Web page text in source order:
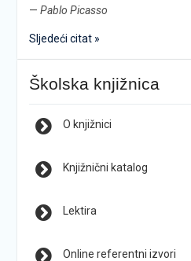
— Pablo Picasso
Sljedeći citat »
Školska knjižnica
O knjižnici
Knjižnični katalog
Lektira
Online referentni izvori